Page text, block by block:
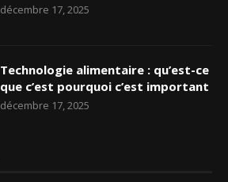
décembre 17, 2025
Technologie alimentaire : qu’est-ce
que c’est pourquoi c’est important
décembre 17, 2025